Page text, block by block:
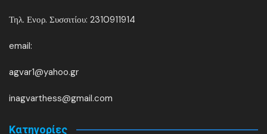
Τηλ. Ενορ. Συσσιτίου: 2310911914
email:
agvar1@yahoo.gr
inagvarthess@gmail.com
Kατηγορίες